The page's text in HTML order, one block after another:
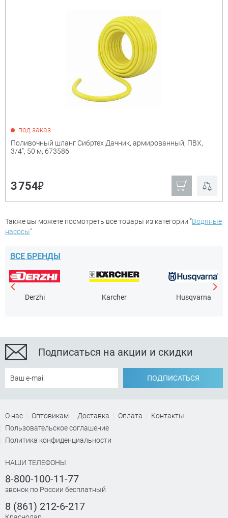
под заказ
Поливочный шланг Сибртех Дачник, армированный, ПВХ,
3/4", 50 м, 673586
3 754₽
Также вы можете посмотреть все товары из категории "Водяные
насосы"
ВСЕ БРЕНДЫ
Derzhi Karcher Husqvarna
Подписаться на акции и скидки
ПОДПИСАТЬСЯ
О нас Оптовикам Доставка Оплата
Контакты
Пользовательское соглашение
Политика конфиденциальности
НАШИ ТЕЛЕФОНЫ
8-800-100-11-77
звонок по России бесплатный
8 (861) 212-6-217